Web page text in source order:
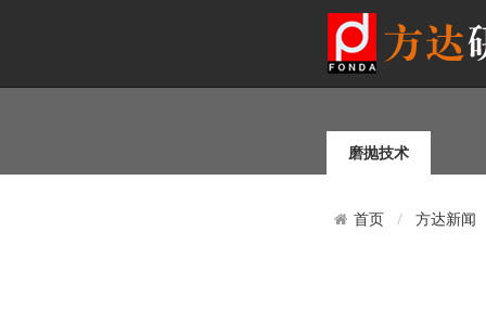
磨抛技术
首页 方达新闻